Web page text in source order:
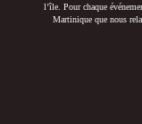
l’île. Pour chaque
Martinique que nous